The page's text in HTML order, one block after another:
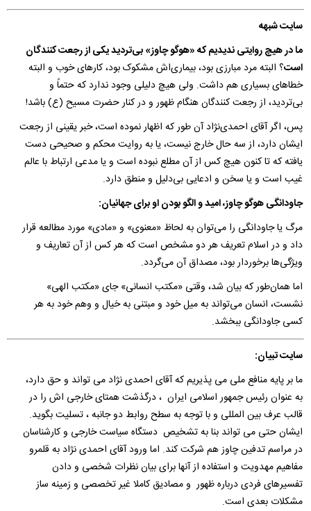
سایت شبهه
ما در هیچ روایتی ندیدیم که «هوگو چاوز» بی‌تردید یکی از رجعت کنندگان
است؟ البته مرد مبارزی بود، بیماری‌اش مشکوک بود، کارهای خوب و البته
خطاهای بسیاری هم داشت. ولی هیچ دلیلی وجود ندارد که حتماً و
بی‌تردید، از رجعت کنندگان هنگام ظهور و در کنار حضرت مسیح (ع) باشد!
پس، اگر آقای احمدی‌نژاد آن طور که اظهار نموده است، خبر یقینی از رجعت
ایشان دارد، از سه حال خارج نیست، یا به روایت محکم و صحیحی دست
یافته که تا کنون هیچ کس از آن مطلع نبوده است و یا مدعی ارتباط با عالم
غیب است و یا سخن و ادعایی بی‌دلیل و منطق دارد.
جاودانگی هوگو چاوز، امید و الگو بودن او برای جهانیان:
مرگ یا جاودانگی را می‌توان به لحاظ «معنوی» و «مادی» مورد مطالعه قرار
داد و در اسلام تعریف هر دو مشخص است که هر کس از آن تعاریف و
ویژگی‌ها برخوردار بود، مصداق آن می‌گردد.
اما همان‌طور که بیان شد، وقتی «مکتب انسانی» جای «مکتب الهی»
نشست، انسان می‌تواند به میل خود و مبتنی به خیال و وهم خود به هر
کسی جاودانگی ببخشد.
سایت تبیان:
ما بر پایه منافع ملی می پذیریم که آقای احمدی نژاد می تواند و حق دارد،
به عنوان رئیس جمهور اسلامی ایران ، درگذشت همتای خارجی اش را در
قالب عرف بین المللی و با توجه به سطح روابط دو جانبه ، تسلیت بگوید.
ایشان حتی می تواند بنا به تشخیص دستگاه سیاست خارجی و کارشناسان
در مراسم تدفین چاوز هم شرکت کند. اما ورود آقای احمدی نژاد به قلمرو
مفاهیم مهدویت و استفاده از آنها برای بیان نظرات شخصی و دادن
تفسیرهای فردی درباره ظهور و مصادیق کاملا غیر تخصصی و زمینه ساز
مشکلات بعدی است.